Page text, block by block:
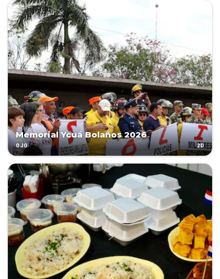
Memorial Ycuá Bolaños 2026
OJO 2D